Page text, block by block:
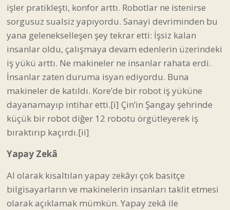
işler pratikleşti, konfor arttı. Robotlar ne istenirse
sorgusuz sualsiz yapıyordu. Sanayi devriminden bu
yana gelenekselleşen şey tekrar etti: İşsiz kalan
insanlar oldu, çalışmaya devam edenlerin üzerindeki
iş yükü arttı. Ne makineler ne insanlar rahata erdi.
İnsanlar zaten duruma isyan ediyordu. Buna
makineler de katıldı. Kore’de bir robot iş yüküne
dayanamayıp intihar etti.[i] Çin’in Şangay şehrinde
küçük bir robot diğer 12 robotu örgütleyerek iş
bıraktırıp kaçırdı.[ii]
Yapay Zekâ
AI olarak kısaltılan yapay zekâyı çok basitçe
bilgisayarların ve makinelerin insanları taklit etmesi
olarak açıklamak mümkün. Yapay zekâ ile